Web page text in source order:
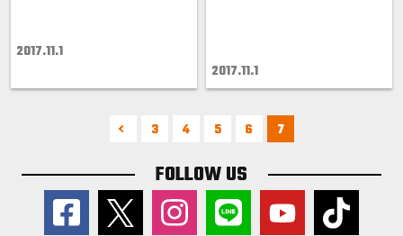
2017.11.1
2017.11.1
3 4 5 6 7
FOLLOW US